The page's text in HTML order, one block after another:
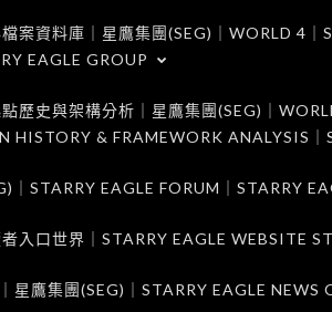
案資料庫｜星鷹集團(SEG)｜WORLD 4
EAGLE GROUP
歷史與架構分析｜星鷹集團(SEG)｜
& FRAMEWORK ANALYSIS｜
｜STARRY EAGLE FORUM｜STARRY
入口世界｜STARRY EAGLE WEBSITE
星鷹集團(SEG)｜STARRY EAGLE NEWS